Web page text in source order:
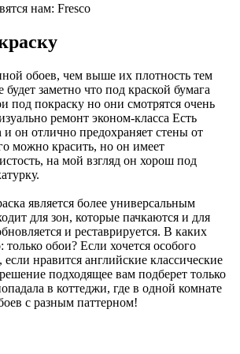
нам: Fresco
обоев, чем выше их плотность тем
заметно что под краской бумага
под покраску но они смотрятся очень
ремонт эконом-класса Есть
и он отлично предохраняет стены от
можно красить, но он имеет
на мой взгляд он хорош под
является более универсальным
для зон, которые пачкаются и для
и реставрируется. В каких
только обои? Если хочется особого
нравится английские классические
подходящее вам подберет только
в коттеджи, где в одной комнате
с разным паттерном!